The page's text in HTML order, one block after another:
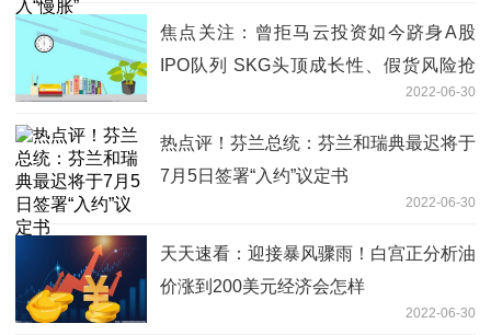
焦点关注：曾拒马云投资如今跻身A股
IPO队列 SKG头顶成长性、假货风险抢
2022-06-30
热点评！芬兰总统：芬兰和瑞典最迟将于
7月5日签署“入约”议定书
2022-06-30
天天速看：迎接暴风骤雨！白宫正分析油
价涨到200美元经济会怎样
2022-06-30